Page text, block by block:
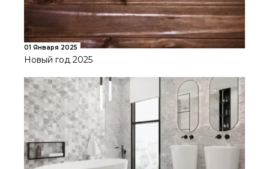
01 Января 2025
Новый год 2025